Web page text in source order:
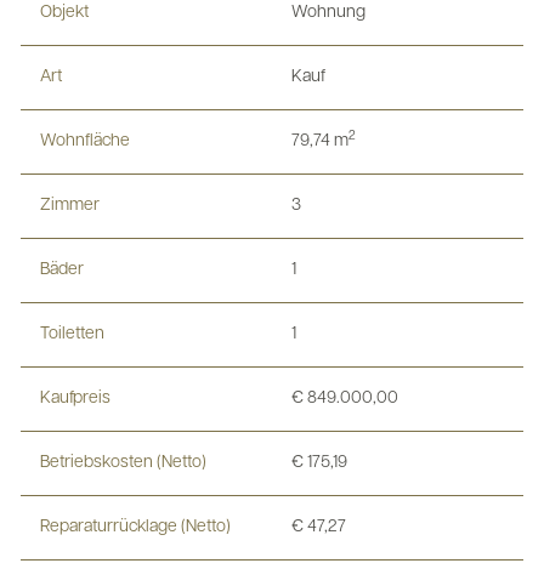
Objekt Wohnung
Art Kauf
Wohnfläche 79,74 m2
Zimmer 3
Bäder 1
Toiletten 1
Kaufpreis € 849.000,00
Betriebskosten (Netto) € 175,19
Reparaturrücklage (Netto) € 47,27